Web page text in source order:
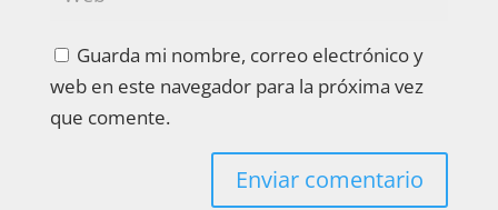
Guarda mi nombre, correo electrónico y
web en este navegador para la próxima vez
que comente.